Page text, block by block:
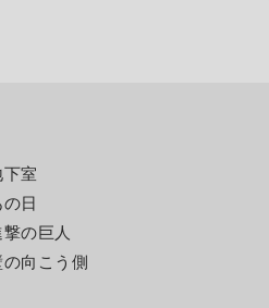
下室
の日
撃の巨人
の向こう側